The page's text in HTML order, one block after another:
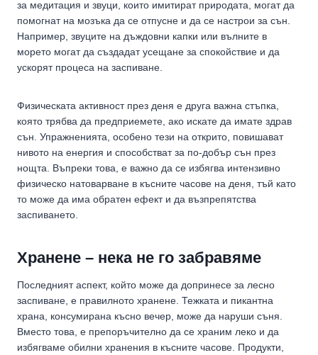
за медитация и звуци, които имитират природата, могат да
помогнат на мозъка да се отпусне и да се настрои за сън.
Например, звуците на дъждовни капки или вълните в
морето могат да създадат усещане за спокойствие и да
ускорят процеса на заспиване.
Физическата активност през деня е друга важна стъпка,
която трябва да предприемете, ако искате да имате здрав
сън. Упражненията, особено тези на открито, повишават
нивото на енергия и способстват за по-добър сън през
нощта. Въпреки това, е важно да се избягва интензивно
физическо натоварване в късните часове на деня, тъй като
то може да има обратен ефект и да възпрепятства
заспиването.
Хранене – нека не го забравяме
Последният аспект, който може да допринесе за лесно
заспиване, е правилното хранене. Тежката и пикантна
храна, консумирана късно вечер, може да наруши съня.
Вместо това, е препоръчително да се храним леко и да
избягваме обилни хранения в късните часове. Продукти,